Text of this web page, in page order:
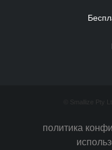
© Smallize Pty
политика